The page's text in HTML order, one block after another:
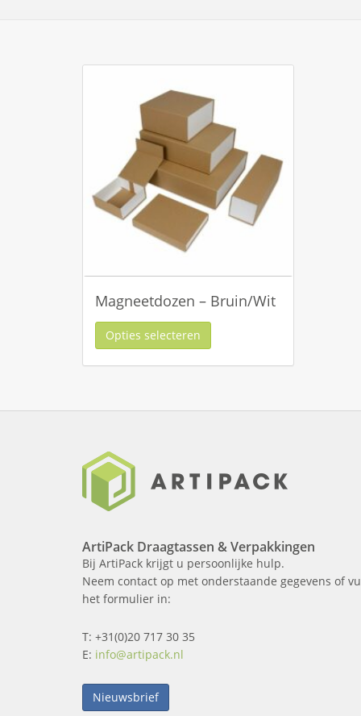
Magneetdozen – Bruin/Wit
Opties selecteren
ArtiPack Draagtassen & Verpakkingen
Bij ArtiPack krijgt u persoonlijke hulp.
Neem contact op met onderstaande gegevens of
het formulier in:
T: +31(0)20 717 30 35
E: info@artipack.nl
Nieuwsbrief